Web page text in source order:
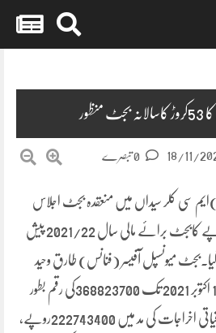
18/11/
سی کلر سیداں میں منعقدہ بجٹ اجلاس
میں 53,06,000.00کروڑ روپے کابجٹ برائے مالی سال 2021/22 پیش
گیا۔بجٹ میونسپل آفیسر (فنانس) طارق وحید
جنجوعہ نے پیش کیا۔بجٹ میں 17 اکتوبر 2021 تک 368823700کی رقم بطور
سابقہ بقایا ظاہر کی گئی۔سالانہ ترقیاتی اخراجات کی مد میں 222743400روپے،